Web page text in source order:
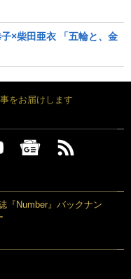
×柴田亜衣 「五輪と、金
をお届けします
『Number』バックナン